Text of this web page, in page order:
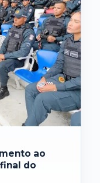
ao
do